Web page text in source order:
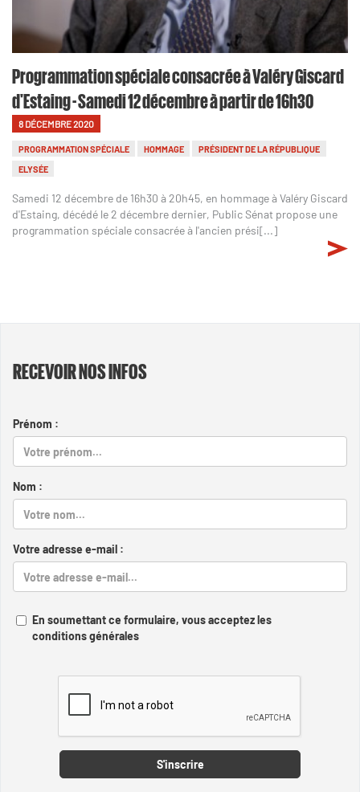
Programmation spéciale consacrée à Valéry Giscard
d'Estaing - Samedi 12 décembre à partir de 16h30
8 DÉCEMBRE 2020
PROGRAMMATION SPÉCIALE HOMMAGE
PRÉSIDENT DE LA RÉPUBLIQUE
ELYSÉE
Samedi 12 décembre de 16h30 à 20h45, en hommage à Valéry Giscard
d'Estaing, décédé le 2 décembre dernier, Public Sénat propose une
programmation spéciale consacrée à l'ancien prési[...]
RECEVOIR NOS INFOS
Prénom :
Nom :
Votre adresse e-mail :
En soumettant ce formulaire, vous acceptez les
conditions générales
S'inscrire